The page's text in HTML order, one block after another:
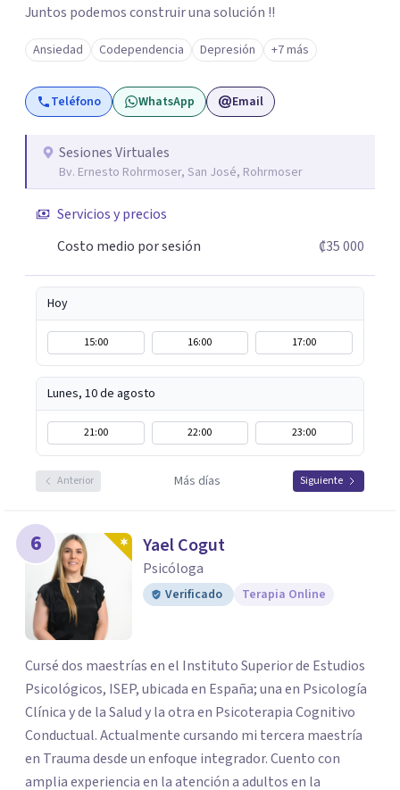
Juntos podemos construir una solución !!
Ansiedad Codependencia Depresión +7 más
Teléfono WhatsApp Email
Sesiones Virtuales
Bv. Ernesto Rohrmoser, San José, Rohrmoser
Servicios y precios
Costo medio por sesión
₡35 000
Hoy
15:00 16:00 17:00
Lunes, 10 de agosto
21:00 22:00 23:00
Anterior Más días Siguiente
6 Yael Cogut
Psicóloga
Verificado Terapia Online
Cursé dos maestrías en el Instituto Superior de Estudios
Psicológicos, ISEP, ubicada en España; una en Psicología
Clínica y de la Salud y la otra en Psicoterapia Cognitivo
Conductual. Actualmente cursando mi tercera maestría
en Trauma desde un enfoque integrador. Cuento con
amplia experiencia en la atención a adultos en la